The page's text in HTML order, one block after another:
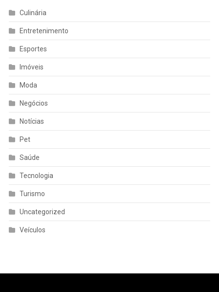
Culinária
Entretenimento
Esportes
Imóveis
Moda
Negócios
Notícias
Pet
Saúde
Tecnologia
Turismo
Uncategorized
Veículos